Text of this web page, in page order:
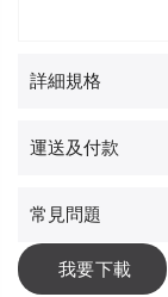
詳細規格
運送及付款
常見問題
我要下載